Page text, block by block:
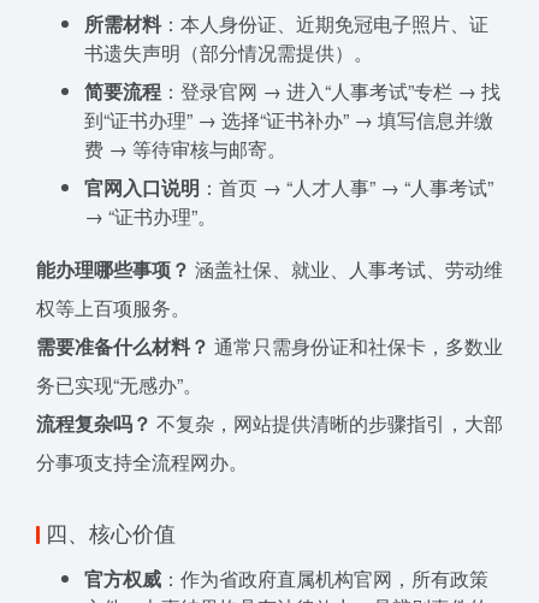
所需材料：本人身份证、近期免冠电子照片、证
书遗失声明（部分情况需提供）。
简要流程 ：登录官网 → 进入“人事考试”专栏 → 找
到“证书办理” → 选择“证书补办” → 填写信息并缴
费 → 等待审核与邮寄。
官网入口说明 ：首页 → “人才人事” → “人事考试”
→ “证书办理”。
能办理哪些事项？ 涵盖社保、就业、人事考试、劳动维
权等上百项服务。
需要准备什么材料？ 通常只需身份证和社保卡，多数业
务已实现“无感办”。
流程复杂吗？ 不复杂，网站提供清晰的步骤指引，大部
分事项支持全流程网办。
四、核心价值
官方权威 ：作为省政府直属机构官网，所有政策